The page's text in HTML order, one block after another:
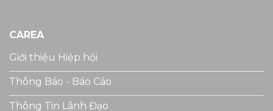
CAREA
Giới thiệu Hiệp hội
Thông Báo - Báo Cáo
Thông Tin Lãnh Đạo